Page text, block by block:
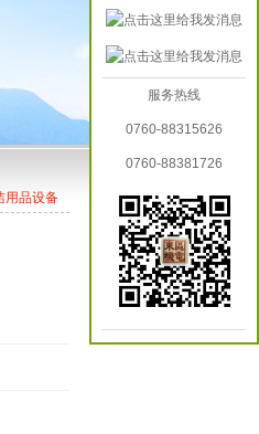
用品设备
服务热线
0760-88315626
0760-88381726